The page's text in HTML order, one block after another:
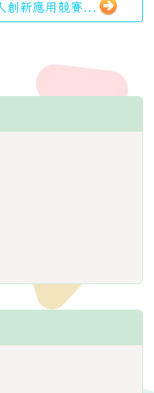
新應用競賽...